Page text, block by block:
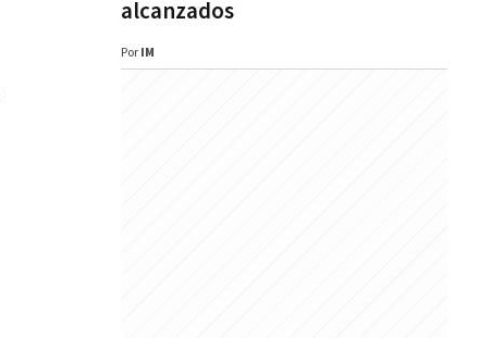
alcanzados
Por IM